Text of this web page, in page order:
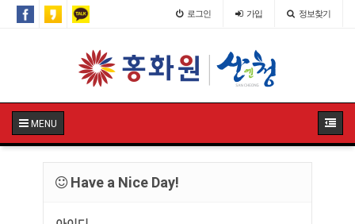
로그인 가입 정보찾기
MENU
Have a Nice Day!